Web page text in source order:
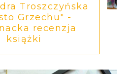
Troszczyńska
Grzechu" -
recenzja
książki